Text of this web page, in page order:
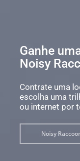
Ganhe
Noisy
Contrate uma
escolha uma
ou internet por
Noisy